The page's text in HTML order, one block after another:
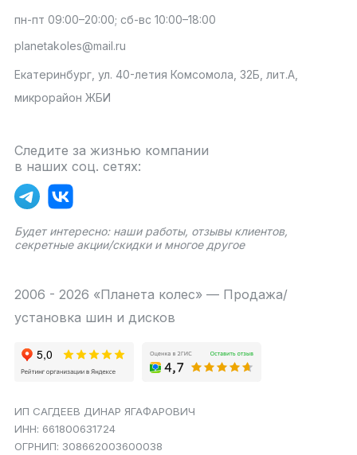
пн-пт 09:00–20:00; сб-вс 10:00–18:00
planetakoles@mail.ru
Екатеринбург, ул. 40-летия Комсомола, 32Б, лит.А,
микрорайон ЖБИ
Следите за жизнью компании
в наших соц. сетях:
Будет интересно: наши работы, отзывы клиентов,
секретные акции/скидки и многое другое
2006 - 2026 «Планета колес» — Продажа/
установка шин и дисков
ИП САГДЕЕВ ДИНАР ЯГАФАРОВИЧ
ИНН: 661800631724
ОГРНИП: 308662003600038